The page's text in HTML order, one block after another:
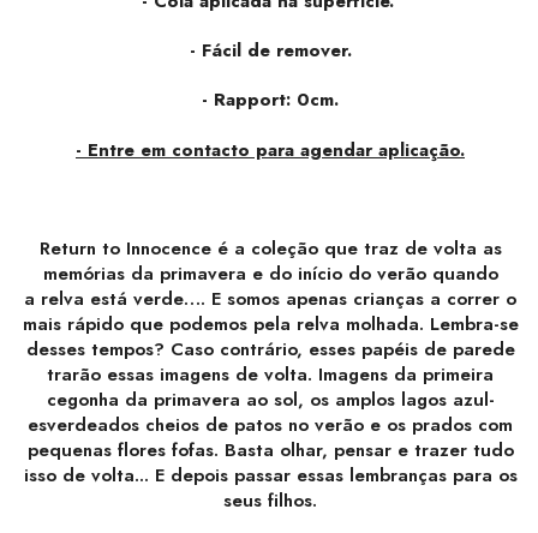
- Fácil de remover.
- Rapport: 0cm.
- Entre em contacto para agendar aplicação.
Return to Innocence é a coleção que traz de volta as
memórias da primavera e do início do verão quando
a relva está verde…. E somos apenas crianças a correr o
mais rápido que podemos pela relva molhada. Lembra-se
desses tempos? Caso contrário, esses papéis de parede
trarão essas imagens de volta. Imagens da primeira
cegonha da primavera ao sol, os amplos lagos azul-
esverdeados cheios de patos no verão e os prados com
pequenas flores fofas. Basta olhar, pensar e trazer tudo
isso de volta... E depois passar essas lembranças para os
seus filhos.